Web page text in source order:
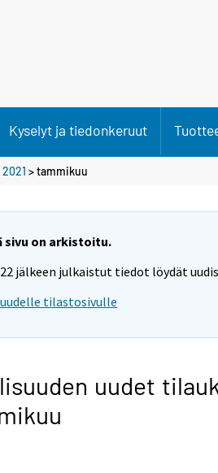
Kyselyt ja tiedonkeruut
2021 >tammikuu
sivu on arkistoitu.
jälkeen julkaistut tiedot löydät
tilastosivulle
uudet